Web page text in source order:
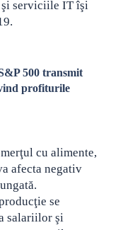
serviciile IT îşi
500 transmit
profiturile
cu alimente,
afecta negativ
se
salariilor şi